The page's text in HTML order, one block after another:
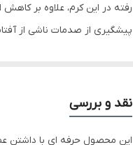
رفته در این کرم، علاوه بر
پیشگیری از صدمات ناشی از
نقد و بررسی